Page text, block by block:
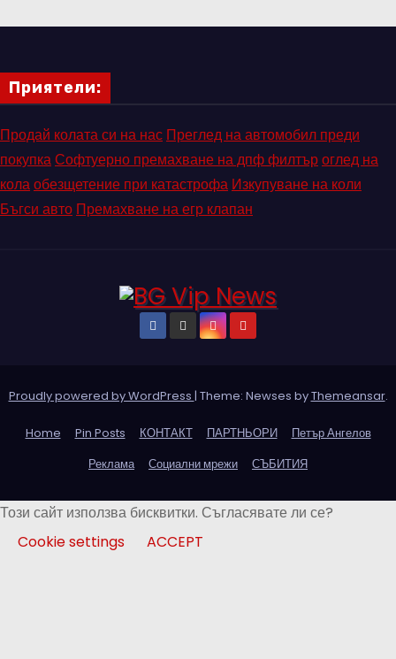
Приятели:
Продай колата си на нас Преглед на автомобил преди
покупкаСофтуерно премахване на дпф филтъроглед на
колаобезщетение при катастрофа Изкупуване на коли
Бъгси авто Премахване на егр клапан
Proudly powered by WordPress | Theme: Newses byThemeansar.
Home Pin Posts КОНТАКТ ПАРТНЬОРИ
Петър Ангелов
Реклама
Социални мрежи СЪБИТИЯ
Този сайт използва бисквитки. Съгласявате ли се?
Cookie settings
ACCEPT